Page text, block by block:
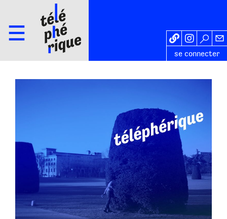
se connecter